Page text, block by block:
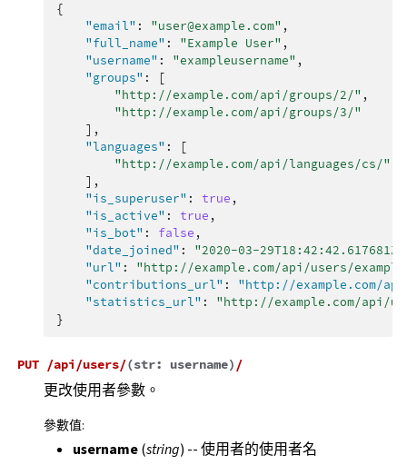
{
"email" : "user@example.com" ,
"full_name" : "Example User" ,
"username" : "exampleusername" ,
"groups" :
[
"http://example.com/api/groups/2/" ,
"http://example.com/api/groups/3/"
],
"languages" :
[
"http://example.com/api/languages/cs/"
],
"is_superuser" : true ,
"is_active" : true ,
"is_bot" : false ,
"date_joined" : "2020-03-29T18:42:42.617681Z"
"url" :
"http://example.com/api/users/
"contributions_url" :
"http://example.com/
"statistics_url" :
"http://example.com/api/
}
PUT /api/users/(str: username) /
更改使用者參數。
參數值:
username(string) -- 使用者的使用者名